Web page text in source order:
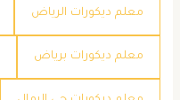
معلم ديكورات الرياض
معلم ديكورات برياض